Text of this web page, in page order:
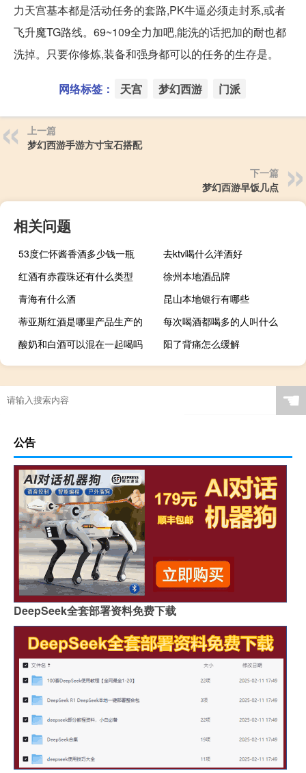
力天宫基本都是活动任务的套路,PK牛逼必须走封系,或者
飞升魔TG路线。69~109全力加吧,能洗的话把加的耐也都
洗掉。只要你修炼,装备和强身都可以的任务的生存是。
网络标签： 天宫 梦幻西游 门派
上一篇
梦幻西游手游方寸宝石搭配
下一篇
梦幻西游早饭几点
相关问题
53度仁怀酱香酒多少钱一瓶
去ktv喝什么洋酒好
红酒有赤霞珠还有什么类型
徐州本地酒品牌
青海有什么酒
昆山本地银行有哪些
蒂亚斯红酒是哪里产品生产的
每次喝酒都喝多的人叫什么
酸奶和白酒可以混在一起喝吗
阳了背痛怎么缓解
☚
公告
DeepSeek全套部署资料免费下载